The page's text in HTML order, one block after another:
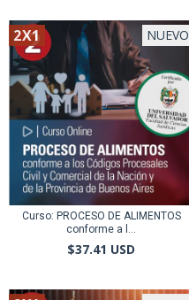
2X1 NUEVO
Curso: PROCESO DE ALIMENTOS
conforme a l...
$37.41 USD